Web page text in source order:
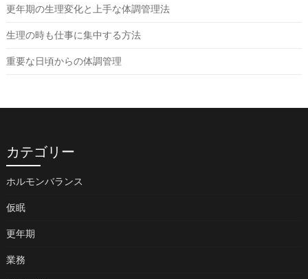
更年期の生理変化と上手な体調管理法
生理の時も仕事に集中する方法
重要な日頃からの体調管理
カテゴリー
ホルモンバランス
仮眠
更年期
業務